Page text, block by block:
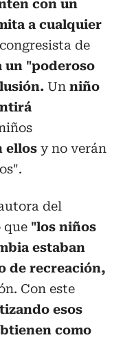
con un
a cualquier
de
un "poderoso
Un niño
ellos y no verán
del
que "los niños
estaban
de recreación,
Con este
esos
como